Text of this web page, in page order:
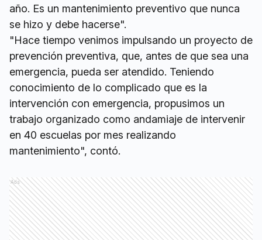
año. Es un mantenimiento preventivo que nunca
se hizo y debe hacerse".
"Hace tiempo venimos impulsando un proyecto de
prevención preventiva, que, antes de que sea una
emergencia, pueda ser atendido. Teniendo
conocimiento de lo complicado que es la
intervención con emergencia, propusimos un
trabajo organizado como andamiaje de intervenir
en 40 escuelas por mes realizando
mantenimiento", contó.
Ads